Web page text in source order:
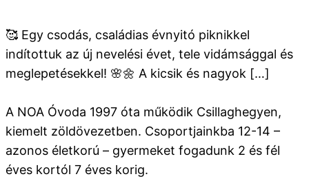
🥰 Egy csodás, családias évnyitó piknikkel
indítottuk az új nevelési évet, tele vidámsággal és
meglepetésekkel! 🌸🌼 A kicsik és nagyok […]
A NOA Óvoda 1997 óta működik Csillaghegyen,
kiemelt zöldövezetben. Csoportjainkba 12-14 –
azonos életkorú – gyermeket fogadunk 2 és fél
éves kortól 7 éves korig.